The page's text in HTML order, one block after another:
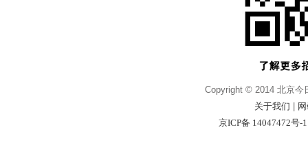
Copyright © 2014 北京今
关于我们
京ICP备 14047472号-